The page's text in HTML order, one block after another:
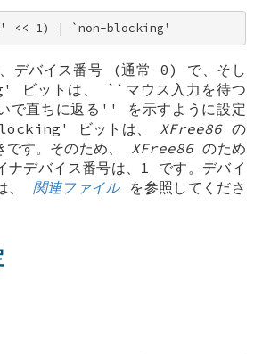
<< 1) | `non-blocking'
デバイス番号 (通常 0) で、そし
ットは、 ``マウス入力を待つ
で直ちに返る'' を示すように設定
ビットは、 XFree86の
です。そのため、 XFree86のため
ナデバイス番号は、1 です。デバイ
、 関連ファイルを参照してくださ